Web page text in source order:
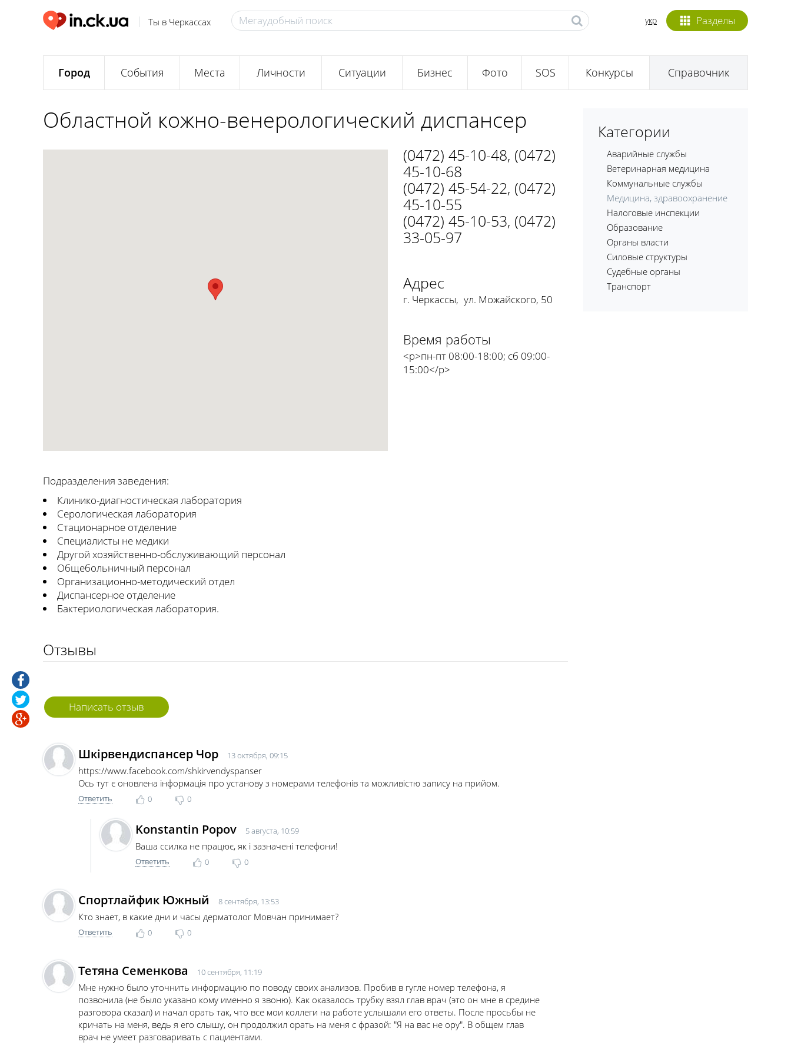
Ты в Черкассах Разделы
укр
Город События Места Личности Ситуации Бизнес Фото SOS Конкурсы Справочник
Областной кожно-венерологический диспансер
(0472) 45-10-48, (0472)
45-10-68
(0472) 45-54-22, (0472)
45-10-55
(0472) 45-10-53, (0472)
33-05-97
Адрес
г. Черкассы, ул. Можайского, 50
Время работы
<p>пн-пт 08:00-18:00; сб 09:00-
15:00</p>
Подразделения заведения:
Клинико-диагностическая лаборатория
Серологическая лаборатория
Стационарное отделение
Специалисты не медики
Другой хозяйственно-обслуживающий персонал
Общебольничный персонал
Организационно-методический отдел
Диспансерное отделение
Бактериологическая лаборатория.
Отзывы
Написать отзыв
Шкірвендиспансер Чор 13 октября, 09:15
https://www.facebook.com/shkirvendyspanser
Ось тут є оновлена інформація про установу з номерами телефонів та можливістю запису на прийом.
Ответить 0 0
Konstantin Popov 5 августа, 10:59
Ваша ссилка не працює, як і зазначені телефони!
Ответить 0 0
Спортлайфик Южный 8 сентября, 13:53
Кто знает, в какие дни и часы дерматолог Мовчан принимает?
Ответить 0 0
Тетяна Семенкова 10 сентября, 11:19
Мне нужно было уточнить информацию по поводу своих анализов. Пробив в гугле номер телефона, я
позвонила (не было указано кому именно я звоню). Как оказалось трубку взял глав врач (это он мне в средине
разговора сказал) и начал орать так, что все мои коллеги на работе услышали его ответы. После просьбы не
кричать на меня, ведь я его слышу, он продолжил орать на меня с фразой: "Я на вас не ору". В общем глав
врач не умеет разговаривать с пациентами.
Категории
Аварийные службы
Ветеринарная медицина
Коммунальные службы
Медицина, здравоохранение
Налоговые инспекции
Образование
Органы власти
Силовые структуры
Судебные органы
Транспорт